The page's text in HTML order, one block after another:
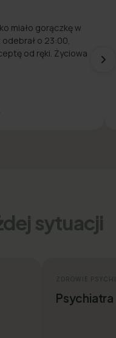
miało gorączkę w
o 23:00,
od ręki. Życiowa
sytuacji
Psychiatra